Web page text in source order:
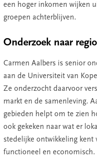
een hoger inkomen wijken
groepen achterblijven.
Onderzoek naar
Carmen Aalbers is senior
aan de Universiteit van
Ze onderzocht daarvoor
markt en de samenleving.
gebieden helpt om te zien
ook gekeken naar wat er
stedelijke ontwikkeling kent
functioneel en economisch.